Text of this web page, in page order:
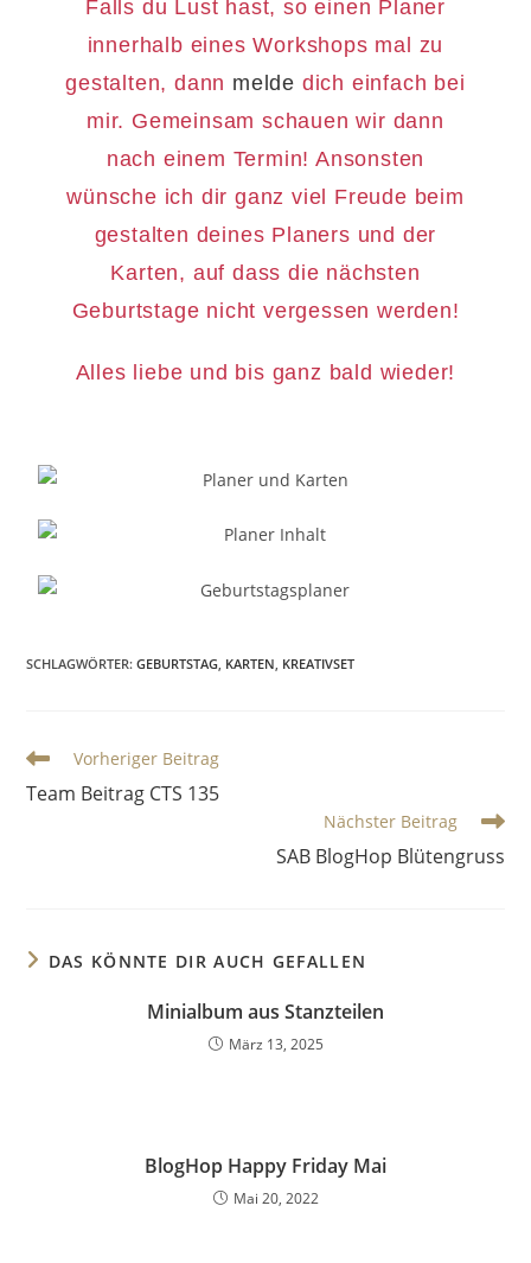
Falls du Lust hast, so einen Planer
innerhalb eines Workshops mal zu
gestalten, dann melde dich einfach bei
mir. Gemeinsam schauen wir dann
nach einem Termin! Ansonsten
wünsche ich dir ganz viel Freude beim
gestalten deines Planers und der
Karten, auf dass die nächsten
Geburtstage nicht vergessen werden!
Alles liebe und bis ganz bald wieder!
SCHLAGWÖRTER:GEBURTSTAG, KARTEN, KREATIVSET
Vorheriger Beitrag
Team Beitrag CTS 135
Nächster Beitrag
SAB BlogHop Blütengruss
DAS KÖNNTE DIR AUCH GEFALLEN
Minialbum aus Stanzteilen
März 13, 2025
BlogHop Happy Friday Mai
Mai 20, 2022